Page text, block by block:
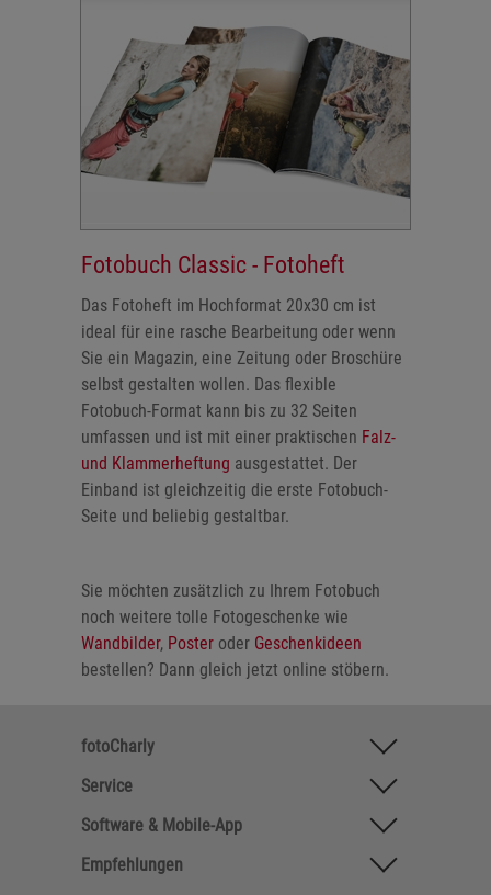
Fotobuch Classic - Fotoheft
Das Fotoheft im Hochformat 20x30 cm ist
ideal für eine rasche Bearbeitung oder wenn
Sie ein Magazin, eine Zeitung oder Broschüre
selbst gestalten wollen. Das flexible
Fotobuch-Format kann bis zu 32 Seiten
umfassen und ist mit einer praktischen Falz-
und Klammerheftung ausgestattet. Der
Einband ist gleichzeitig die erste Fotobuch-
Seite und beliebig gestaltbar.
Sie möchten zusätzlich zu Ihrem Fotobuch
noch weitere tolle Fotogeschenke wie
Wandbilder, Poster oder Geschenkideen
bestellen? Dann gleich jetzt online stöbern.
fotoCharly
Service
Software & Mobile-App
Empfehlungen